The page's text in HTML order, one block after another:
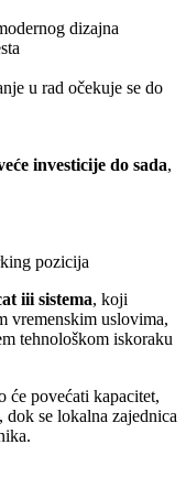
dizajna
u rad očekuje se do
investicije do sada,
pozicija
iii sistema, koji
vremenskim uslovima,
tehnološkom iskoraku
će povećati kapacitet,
dok se lokalna zajednica